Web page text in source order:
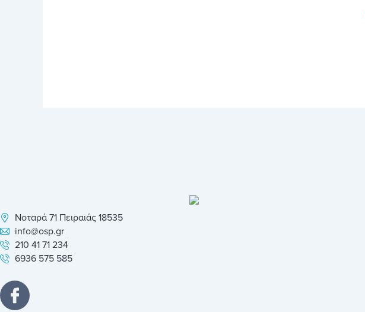
Νοταρά 71 Πειραιάς 18535
info@osp.gr
210 41 71 234
6936 575 585